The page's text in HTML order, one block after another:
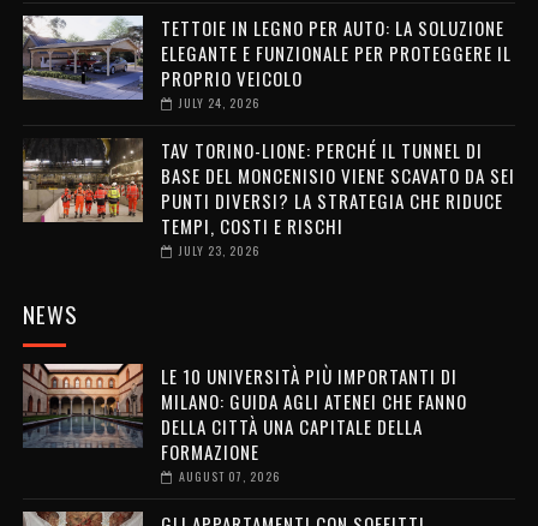
TETTOIE IN LEGNO PER AUTO: LA SOLUZIONE
ELEGANTE E FUNZIONALE PER PROTEGGERE IL
PROPRIO VEICOLO
JULY 24, 2026
TAV TORINO-LIONE: PERCHÉ IL TUNNEL DI
BASE DEL MONCENISIO VIENE SCAVATO DA SEI
PUNTI DIVERSI? LA STRATEGIA CHE RIDUCE
TEMPI, COSTI E RISCHI
JULY 23, 2026
NEWS
LE 10 UNIVERSITÀ PIÙ IMPORTANTI DI
MILANO: GUIDA AGLI ATENEI CHE FANNO
DELLA CITTÀ UNA CAPITALE DELLA
FORMAZIONE
AUGUST 07, 2026